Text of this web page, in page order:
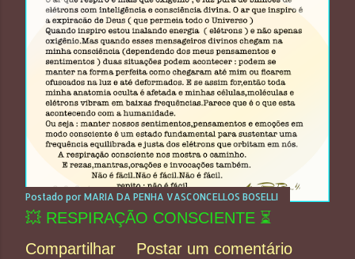
Postado por MARIA DA PENHA VASCONCELLOS BOSELLI
💥 RESPIRAÇÃO CONSCIENTE ⏳
Compartilhar
Postar um comentário